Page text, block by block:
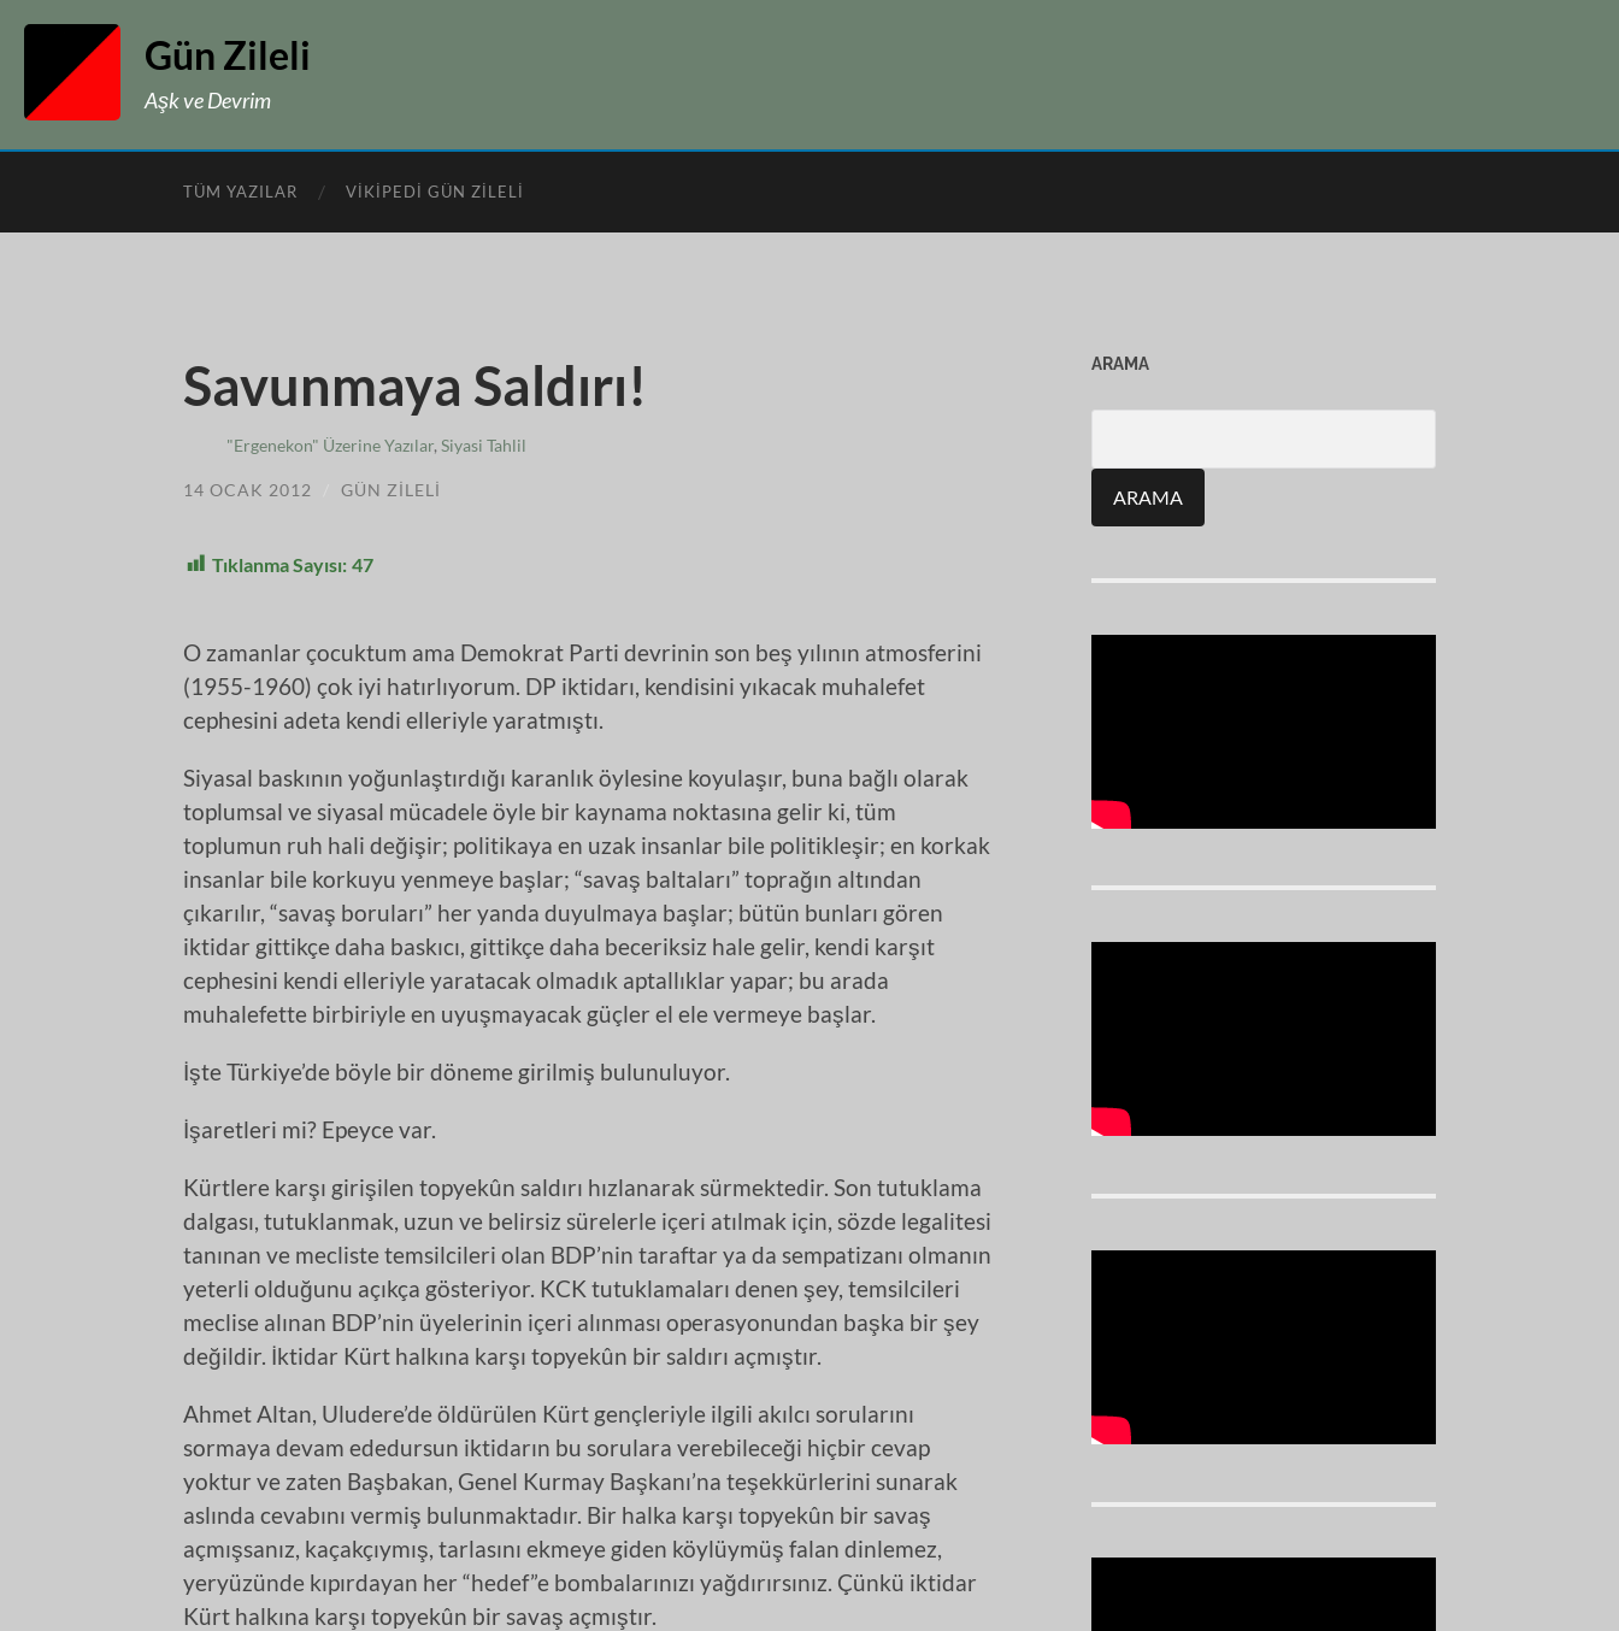
Gün Zileli
Aşk ve Devrim
TÜM YAZILAR VIKIPEDI GÜN ZILELI
Savunmaya Saldırı!
"Ergenekon" Üzerine Yazılar, Siyasi Tahlil
14 OCAK 2012 GÜN ZILELI
Tıklanma Sayısı: 47
O zamanlar çocuktum ama Demokrat Parti devrinin son beş yılının atmosferini
(1955-1960) çok iyi hatırlıyorum. DP iktidarı, kendisini yıkacak muhalefet
cephesini adeta kendi elleriyle yaratmıştı.
Siyasal baskının yoğunlaştırdığı karanlık öylesine koyulaşır, buna bağlı olarak
toplumsal ve siyasal mücadele öyle bir kaynama noktasına gelir ki, tüm
toplumun ruh hali değişir; politikaya en uzak insanlar bile politikleşir; en korkak
insanlar bile korkuyu yenmeye başlar; “savaş baltaları” toprağın altından
çıkarılır, “savaş boruları” her yanda duyulmaya başlar; bütün bunları gören
iktidar gittikçe daha baskıcı, gittikçe daha beceriksiz hale gelir, kendi karşıt
cephesini kendi elleriyle yaratacak olmadık aptallıklar yapar; bu arada
muhalefette birbiriyle en uyuşmayacak güçler el ele vermeye başlar.
İşte Türkiye’de böyle bir döneme girilmiş bulunuluyor.
İşaretleri mi? Epeyce var.
Kürtlere karşı girişilen topyekûn saldırı hızlanarak sürmektedir. Son tutuklama
dalgası, tutuklanmak, uzun ve belirsiz sürelerle içeri atılmak için, sözde legalitesi
tanınan ve mecliste temsilcileri olan BDP’nin taraftar ya da sempatizanı olmanın
yeterli olduğunu açıkça gösteriyor. KCK tutuklamaları denen şey, temsilcileri
meclise alınan BDP’nin üyelerinin içeri alınması operasyonundan başka bir şey
değildir. İktidar Kürt halkına karşı topyekûn bir saldırı açmıştır.
Ahmet Altan, Uludere’de öldürülen Kürt gençleriyle ilgili akılcı sorularını
sormaya devam ededursun iktidarın bu sorulara verebileceği hiçbir cevap
yoktur ve zaten Başbakan, Genel Kurmay Başkanı’na teşekkürlerini sunarak
aslında cevabını vermiş bulunmaktadır. Bir halka karşı topyekûn bir savaş
açmışsanız, kaçakçıymış, tarlasını ekmeye giden köylüymüş falan dinlemez,
yeryüzünde kıpırdayan her “hedef”e bombalarınızı yağdırırsınız. Çünkü iktidar
Kürt halkına karşı topyekûn bir savaş açmıştır.
ARAMA